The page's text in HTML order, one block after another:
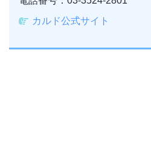
カルド公式サイト